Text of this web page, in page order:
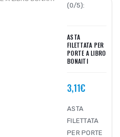
(0/5):
ASTA
FILETTATA PER
PORTE A LIBRO
BONAITI
3,11€
ASTA
FILETTATA
PER PORTE